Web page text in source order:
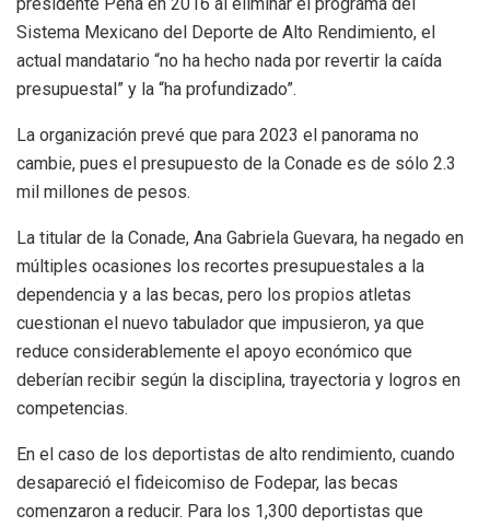
Sistema Mexicano del Deporte de Alto Rendimiento, el
actual mandatario “no ha hecho nada por revertir la caída
presupuestal” y la “ha profundizado”.
La organización prevé que para 2023 el panorama no
cambie, pues el presupuesto de la Conade es de sólo 2.3
mil millones de pesos.
La titular de la Conade, Ana Gabriela Guevara, ha negado en
múltiples ocasiones los recortes presupuestales a la
dependencia y a las becas, pero los propios atletas
cuestionan el nuevo tabulador que impusieron, ya que
reduce considerablemente el apoyo económico que
deberían recibir según la disciplina, trayectoria y logros en
competencias.
En el caso de los deportistas de alto rendimiento, cuando
desapareció el fideicomiso de Fodepar, las becas
comenzaron a reducir. Para los 1,300 deportistas que